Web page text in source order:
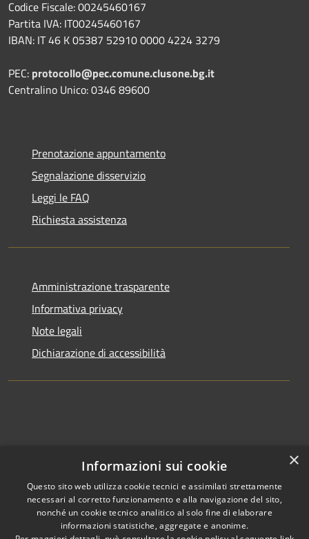
Codice Fiscale: 00245460167
Partita IVA: IT00245460167
IBAN: IT 46 K 05387 52910 0000 4224 3279
PEC: protocollo@pec.comune.clusone.bg.it
Centralino Unico: 0346 89600
Prenotazione appuntamento
Segnalazione disservizio
Leggi le FAQ
Richiesta assistenza
Amministrazione trasparente
Informativa privacy
Note legali
Dichiarazione di accessibilità
RSS Copyright © 2026 • Comune di
×
Informazioni sui cookie
Questo sito web utilizza cookie tecnici e assimilati strettamente
necessari al corretto funzionamento e alla navigazione del sito,
nonché un cookie tecnico analitico al solo fine di elaborare
informazioni statistiche, aggregate e anonime.